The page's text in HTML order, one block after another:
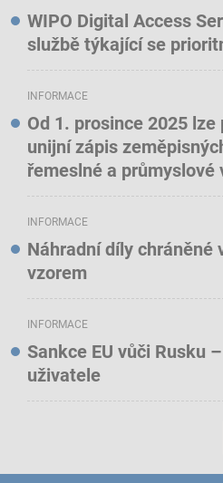
WIPO Digital Access
službě týkající se
INFORMACE
Od 1. prosince 2025
unijní zápis
řemeslné a průmyslové
INFORMACE
Náhradní díly chráněné
vzorem
INFORMACE
Sankce EU vůči Rusku
uživatele